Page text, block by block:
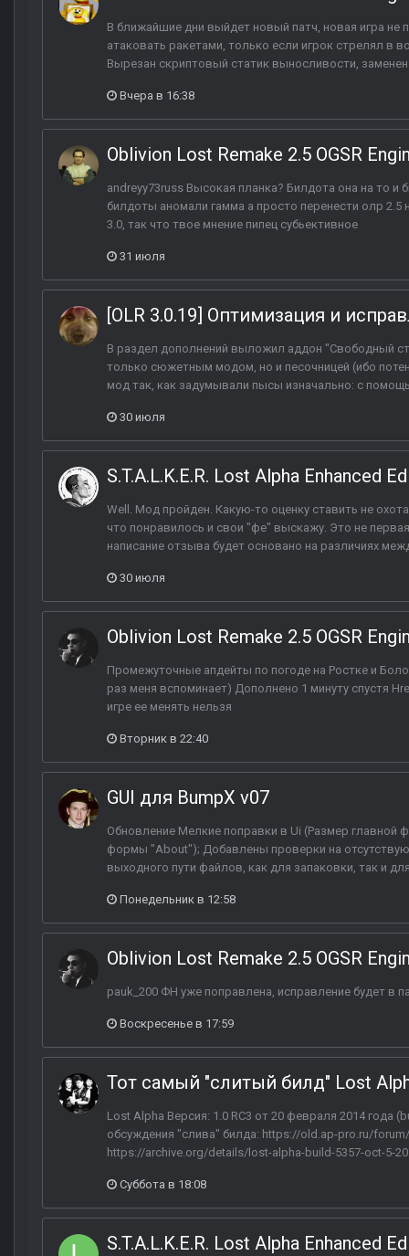
В ближайшие дни выйдет новый патч, новая игра не
атаковать ракетами, только если игрок стрелял в
Вырезан скриптовый статик выносливости,
Вчера в 16:38
Oblivion Lost Remake 2.5 OGSR
andreyy73russ Высокая планка? Билдота она на то
билдоты аномали гамма а просто перенести олр
3.0, так что твое мнение пипец субьективное
31 июля
[OLR 3.0.19] Оптимизация и
В раздел дополнений выложил аддон "Свободный
только сюжетным модом, но и песочницей (ибо
мод так, как задумывали пысы изначально: с
30 июля
S.T.A.L.K.E.R. Lost Alpha Enhanced
Well. Мод пройден. Какую-то оценку ставить не
что понравилось и свои "фе" выскажу. Это не
написание отзыва будет основано на различиях
30 июля
Oblivion Lost Remake 2.5 OGSR
Промежуточные апдейты по погоде на Ростке и
раз меня вспоминает) Дополнено 1 минуту спустя
игре ее менять нельзя
Вторник в 22:40
GUI для BumpX v07
Обновление Мелкие поправки в Ui (Размер
формы "About"); Добавлены проверки на
выходного пути файлов, как для запаковки, так и
Понедельник в 12:58
Oblivion Lost Remake 2.5 OGSR
pauk_200 ФН уже поправлена, исправление будет в
Воскресенье в 17:59
Тот самый "слитый билд" Lost
Lost Alpha Версия: 1.0 RC3 от 20 февраля 2014 года
обсуждения "слива" билда: https://old.ap-pro.ru/
https://archive.org/details/lost-alpha-build-5357-oct-5-
Суббота в 18:08
S.T.A.L.K.E.R. Lost Alpha Enhanced